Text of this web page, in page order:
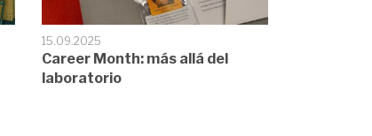
15.09.2025
Career Month: más allá del
laboratorio